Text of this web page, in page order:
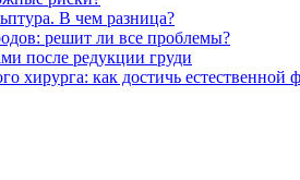
В чем разница?
решит ли все проблемы?
после редукции груди
хирурга: как достичь